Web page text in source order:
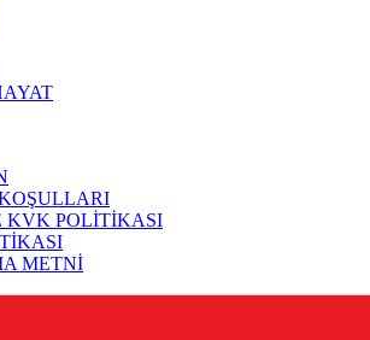
KVK POLİTİKASI
METNİ